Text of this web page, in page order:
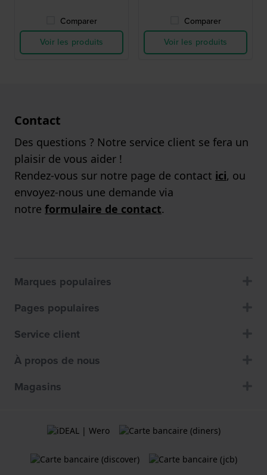
Comparer
Voir les produits
Comparer
Voir les produits
Contact
Des questions ? Notre service client se fera un
plaisir de vous aider !
Rendez-vous sur notre page de contact ici, ou
envoyez-nous une demande via
notre formulaire de contact.
Marques populaires
Pages populaires
Service client
À propos de nous
Magasins